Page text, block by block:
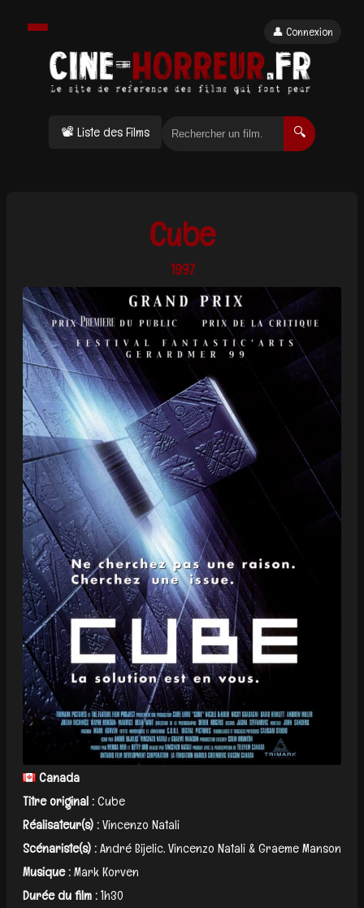
📽 Liste des Films 🔍
👤 Connexion
Cube
1997
Canada
Titre original :Cube
Réalisateur(s) :Vincenzo Natali
Scénariste(s) :André Bijelic, Vincenzo Natali & Graeme Manson
Musique :Mark Korven
Durée du film :1h30